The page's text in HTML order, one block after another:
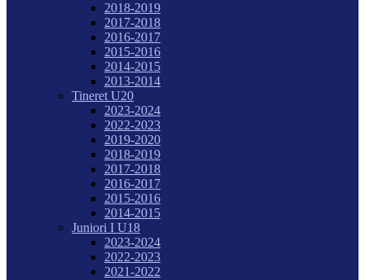
2018-2019
2017-2018
2016-2017
2015-2016
2014-2015
2013-2014
Tineret U20
2023-2024
2022-2023
2019-2020
2018-2019
2017-2018
2016-2017
2015-2016
2014-2015
Juniori I U18
2023-2024
2022-2023
2021-2022